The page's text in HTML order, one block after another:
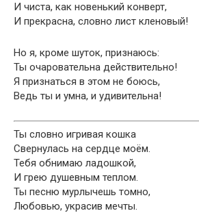
И чиста, как новенький конверт,
И прекрасна, словно лист кленовый!
Но я, кроме шуток, признаюсь:
Ты очаровательна действительно!
Я признаться в этом не боюсь,
Ведь ты и умна, и удивительна!
Ты словно игривая кошка
Свернулась на сердце моём.
Тебя обнимаю ладошкой,
И грею душевным теплом.
Ты песню мурлычешь томно,
Любовью, украсив мечты.